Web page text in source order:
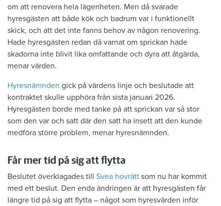
om att renovera hela lägenheten. Men då svarade
hyresgästen att både kök och badrum var i funktionellt
skick, och att det inte fanns behov av någon renovering.
Hade hyresgästen redan då varnat om sprickan hade
skadorna inte blivit lika omfattande och dyra att åtgärda,
menar värden.
Hyresnämnden gick på värdens linje och beslutade att
kontraktet skulle upphöra från sista januari 2026.
Hyresgästen borde med tanke på att sprickan var så stor
som den var och satt där den satt ha insett att den kunde
medföra större problem, menar hyresnämnden.
Får mer tid på sig att flytta
Beslutet överklagades till Svea hovrätt som nu har kommit
med ett beslut. Den enda ändringen är att hyresgästen får
längre tid på sig att flytta – något som hyresvärden inför